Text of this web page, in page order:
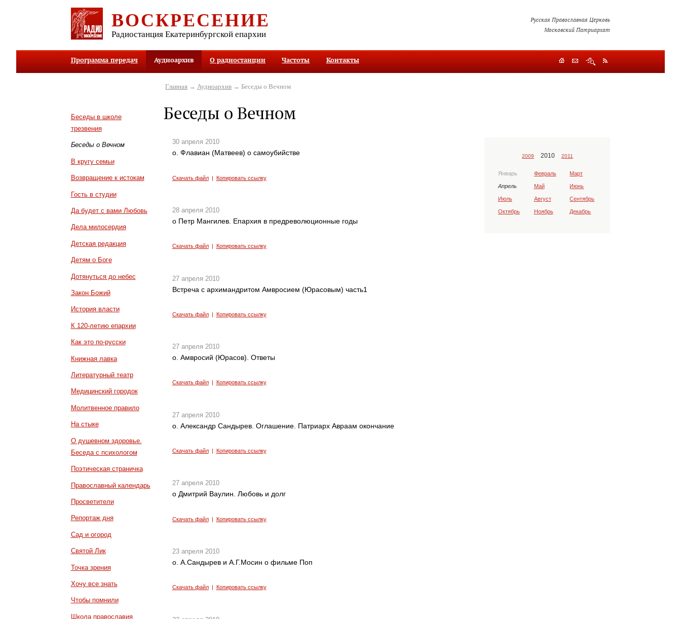
ВОСКРЕСЕНИЕ
Радиостанция Екатеринбургской епархии
Русская Православная Церковь
Московский Патриархат
Программа передач Аудиоархив О радиостанции Частоты Контакты
Беседы в школе
трезвения
Беседы о Вечном
В кругу семьи
Возвращение к истокам
Гость в студии
Да будет с вами Любовь
Дела милосердия
Детская редакция
Детям о Боге
Дотянуться до небес
Закон Божий
История власти
К 120-летию епархии
Как это по-русски
Книжная лавка
Литературный театр
Медицинский городок
Молитвенное правило
На стыке
О душевном здоровье.
Беседа с психологом
Поэтическая страничка
Православный календарь
Просветители
Репортаж дня
Сад и огород
Святой Лик
Точка зрения
Хочу все знать
Чтобы помнили
Школа православия
Главная → Аудиоархив → Беседы о Вечном
Беседы о Вечном
30 апреля 2010
о. Флавиан (Матвеев) о самоубийстве
Скачать файл| Копировать ссылку
28 апреля 2010
о Петр Мангилев. Епархия в предреволюционные годы
Скачать файл| Копировать ссылку
27 апреля 2010
Встреча с архимандритом Амвросием (Юрасовым) часть1
Скачать файл| Копировать ссылку
27 апреля 2010
о. Амвросий (Юрасов). Ответы
Скачать файл| Копировать ссылку
27 апреля 2010
о. Александр Сандырев. Оглашение. Патриарх Авраам окончание
Скачать файл| Копировать ссылку
27 апреля 2010
о Дмитрий Ваулин. Любовь и долг
Скачать файл| Копировать ссылку
23 апреля 2010
о. А.Сандырев и А.Г.Мосин о фильме Поп
Скачать файл| Копировать ссылку
2009 2010 2011
Январь Февраль Март
Апрель Май Июнь
Июль Август Сентябрь
Октябрь Ноябрь Декабрь